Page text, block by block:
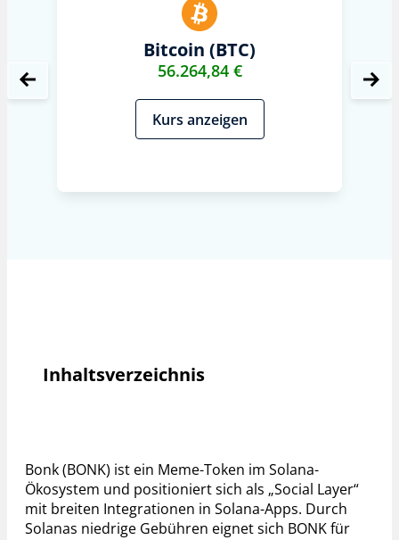
Bitcoin (BTC)
56.264,84 €
Kurs anzeigen
Inhaltsverzeichnis
Bonk (BONK) ist ein Meme-Token im Solana-
Ökosystem und positioniert sich als „Social Layer“
mit breiten Integrationen in Solana-Apps. Durch
Solanas niedrige Gebühren eignet sich BONK für